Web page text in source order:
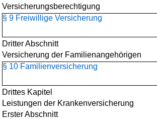
Versicherungsberechtigung
§ 9 Freiwillige Versicherung
Dritter Abschnitt
Versicherung der Familienangehörigen
§ 10 Familienversicherung
Drittes Kapitel
Leistungen der Krankenversicherung
Erster Abschnitt